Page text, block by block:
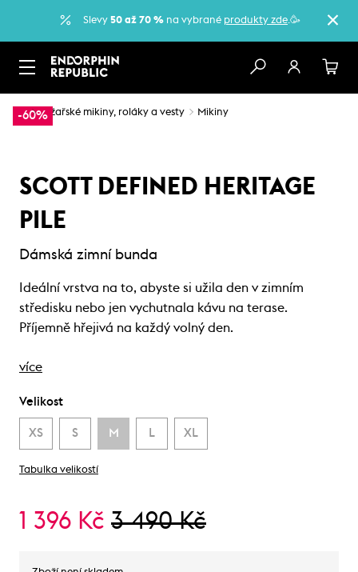
Slevy 50 až 70 % na vybrané produkty zde.🥳
-60%
… Lyžařské mikiny, roláky a vesty Mikiny
SCOTT DEFINED HERITAGE
PILE
Dámská zimní bunda
Ideální vrstva na to, abyste si užila den v zimním
středisku nebo jen vychutnala kávu na terase.
Příjemně hřejivá na každý volný den.
více
Velikost
XS S M L XL
Tabulka velikostí
1 396 Kč 3 490 Kč